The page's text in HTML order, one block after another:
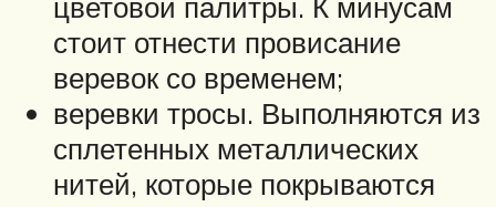
стоит отнести провисание
веревок со временем;
веревки тросы. Выполняются из
сплетенных металлических
нитей, которые покрываются